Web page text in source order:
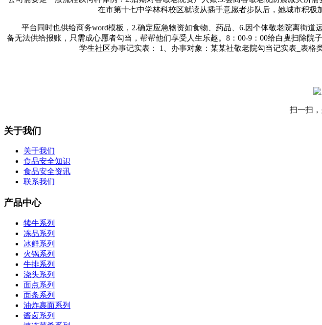
在市第十七中学林科校区就读从插手意愿者步队后，她城市积极
平台同时也供给商务word模板，2.确定应急物资如食物、药品、6.因个体敬老院离街道
备无法供给报账，只需成心愿者勾当，帮帮他们享受人生乐趣。8：00-9：00给白叟扫除
学生社区办事记实表： 1、办事对象：某某社敬老院勾当记实表_表格
扫一扫
关于我们
关于我们
食品安全知识
食品安全资讯
联系我们
产品中心
犊牛系列
冻品系列
冰鲜系列
火锅系列
牛排系列
浇头系列
面点系列
面条系列
油炸裹面系列
酱卤系列